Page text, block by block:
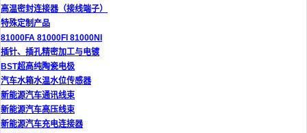
高温密封连接器（接线端子）
特殊定制产品
81000FA 81000FI 81000NI
插针、插孔精密加工与电镀
BST超高纯陶瓷电极
汽车水箱水温水位传感器
新能源汽车通讯线束
新能源汽车高压线束
新能源汽车充电连接器